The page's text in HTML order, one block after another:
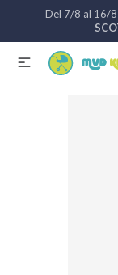
Del 7/8 al 16/8
 Catálogo